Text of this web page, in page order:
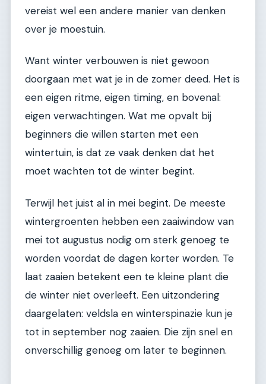
vereist wel een andere manier van denken
over je moestuin.
Want winter verbouwen is niet gewoon
doorgaan met wat je in de zomer deed. Het is
een eigen ritme, eigen timing, en bovenal:
eigen verwachtingen. Wat me opvalt bij
beginners die willen starten met een
wintertuin, is dat ze vaak denken dat het
moet wachten tot de winter begint.
Terwijl het juist al in mei begint. De meeste
wintergroenten hebben een zaaiwindow van
mei tot augustus nodig om sterk genoeg te
worden voordat de dagen korter worden. Te
laat zaaien betekent een te kleine plant die
de winter niet overleeft. Een uitzondering
daargelaten: veldsla en winterspinazie kun je
tot in september nog zaaien. Die zijn snel en
onverschillig genoeg om later te beginnen.